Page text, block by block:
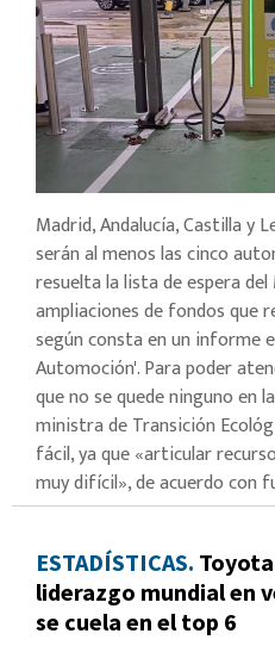
Madrid, Andalucía, Castilla y
serán al menos las cinco
resuelta la lista de espera del
ampliaciones de fondos que
según consta en un informe
Automoción'. Para poder
que no se quede ninguno en
ministra de Transición
fácil, ya que «articular
muy difícil», de acuerdo con
ESTADÍSTICAS.
liderazgo mundial en
se cuela en el top 6